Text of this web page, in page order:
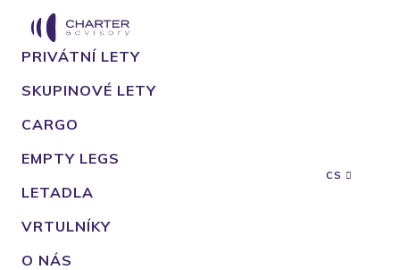
PRIVÁTNÍ LETY
SKUPINOVÉ LETY
CARGO
EMPTY LEGS
LETADLA
VRTULNÍKY
O NÁS
CS